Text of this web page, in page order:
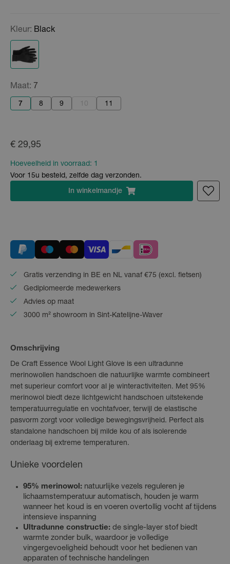
Kleur: Black
Maat: 7
7 8 9 10 11
€ 29,95
Hoeveelheid in voorraad: 1
Voor 15u besteld, zelfde dag verzonden.
In winkelmandje
Gratis verzending in BE en NL vanaf €75 (excl. fietsen)
Gediplomeerde medewerkers
Advies op maat
3000 m² showroom in Sint-Katelijne-Waver
Omschrijving
De Craft Essence Wool Light Glove is een ultradunne
merinowollen handschoen die natuurlijke warmte combineert
met superieur comfort voor al je winteractiviteiten. Met 95%
merinowol biedt deze lichtgewicht handschoen uitstekende
temperatuurregulatie en vochtafvoer, terwijl de elastische
pasvorm zorgt voor volledige bewegingsvrijheid. Perfect als
standalone handschoen bij milde kou of als isolerende
onderlaag bij extreme temperaturen.
Unieke voordelen
95% merinowol: natuurlijke vezels reguleren je
lichaamstemperatuur automatisch, houden je warm
wanneer het koud is en voeren overtollig vocht af tijdens
intensieve inspanning
Ultradunne constructie: de single-layer stof biedt
warmte zonder bulk, waardoor je volledige
vingergevoeligheid behoudt voor het bedienen van
apparaten of technische handelingen